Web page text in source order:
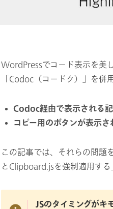
WordPressでコード表示を美
「Codoc（コードク）」を併
Codoc経由で表示される
コピー用のボタンが表示さ
この記事では、それらの問題
とClipboard.jsを強制適用する
JSのタイミングがキ